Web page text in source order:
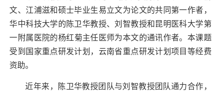
文、江浦滋和硕士毕业生易立文为论文的共同第一作者，
华中科技大学的陈卫华教授、刘智教授和昆明医科大学第
一附属医院的杨红菊主任医师为本文的通讯作者。本课题
受到国家重点研发计划，云南省重点研发计划项目等经费
资助。
近年来，陈卫华教授团队与刘智教授团队通力合作，